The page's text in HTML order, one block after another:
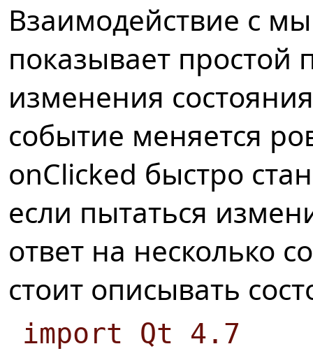
Взаимодействие с
показывает простой
изменения
событие меняется
onClicked быстро
если пытаться
ответ на несколько
стоит описывать
import Qt 4.7